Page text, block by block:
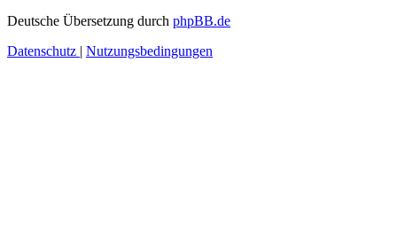
Deutsche Übersetzung durch phpBB.de
Datenschutz | Nutzungsbedingungen